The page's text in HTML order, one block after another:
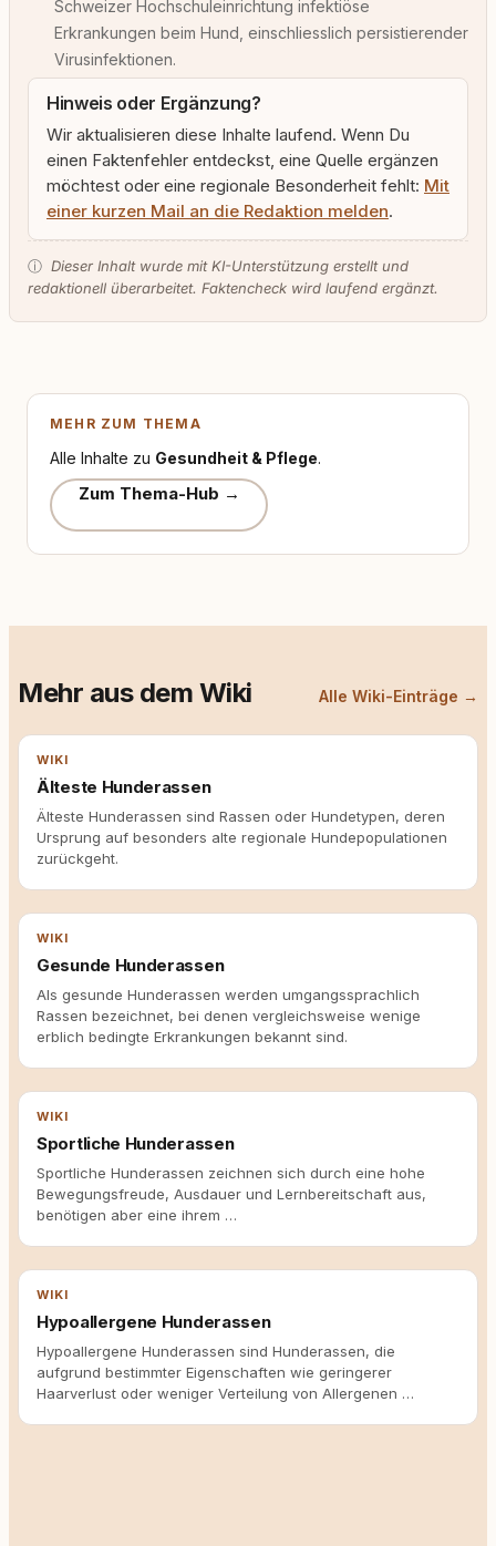
Schweizer Hochschuleinrichtung infektiöse
Erkrankungen beim Hund, einschliesslich persistierender
Virusinfektionen.
Hinweis oder Ergänzung?
Wir aktualisieren diese Inhalte laufend. Wenn Du
einen Faktenfehler entdeckst, eine Quelle ergänzen
möchtest oder eine regionale Besonderheit fehlt: Mit
einer kurzen Mail an die Redaktion melden.
ⓘ Dieser Inhalt wurde mit KI-Unterstützung erstellt und
redaktionell überarbeitet. Faktencheck wird laufend ergänzt.
MEHR ZUM THEMA
Alle Inhalte zu Gesundheit & Pflege.
Zum Thema-Hub →
Mehr aus dem Wiki Alle Wiki-Einträge →
WIKI
Älteste Hunderassen
Älteste Hunderassen sind Rassen oder Hundetypen, deren
Ursprung auf besonders alte regionale Hundepopulationen
zurückgeht.
WIKI
Gesunde Hunderassen
Als gesunde Hunderassen werden umgangssprachlich
Rassen bezeichnet, bei denen vergleichsweise wenige
erblich bedingte Erkrankungen bekannt sind.
WIKI
Sportliche Hunderassen
Sportliche Hunderassen zeichnen sich durch eine hohe
Bewegungsfreude, Ausdauer und Lernbereitschaft aus,
benötigen aber eine ihrem …
WIKI
Hypoallergene Hunderassen
Hypoallergene Hunderassen sind Hunderassen, die
aufgrund bestimmter Eigenschaften wie geringerer
Haarverlust oder weniger Verteilung von Allergenen …